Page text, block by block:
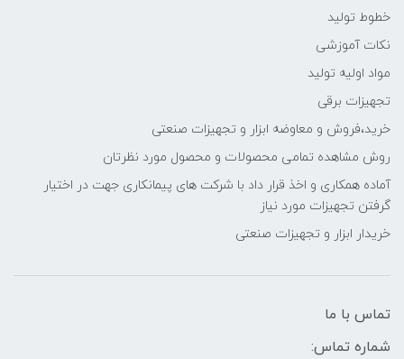
خطوط تولید
نکات آموزشی
مواد اولیه تولید
تجهیزات برقی
خرید،فروش و معاوضه ابزار و تجهیزات صنعتی
روش مشاهده تمامی محصولات و محصول مورد نظرتان
آماده همکاری و اخذ قرار داد با شرکت های پیمانکاری جهت در اختیار
گرفتن تجهیزات مورد نیاز
خریدار ابزار و تجهیزات صنعتی
تماس با ما
شماره تماس: